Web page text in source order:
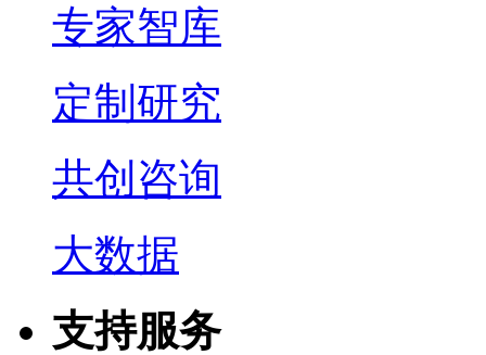
专家智库
定制研究
共创咨询
大数据
支持服务